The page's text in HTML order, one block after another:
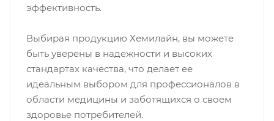
эффективность.
Выбирая продукцию Хемилайн, вы можете
быть уверены в надежности и высоких
стандартах качества, что делает ее
идеальным выбором для профессионалов в
области медицины и заботящихся о своем
здоровье потребителей.